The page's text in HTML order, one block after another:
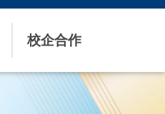
校企合作